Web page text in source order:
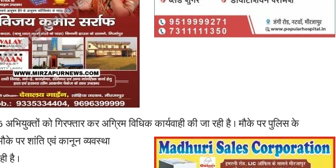
को गिरफ्तार कर अग्रिम विधिककार्यवाही की जा रही है । मौके पर पुलिस के
पर शांति एवं कानून व्यवस्था
है ।